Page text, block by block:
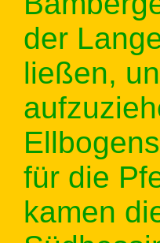
der
ließen,
für die
kamen